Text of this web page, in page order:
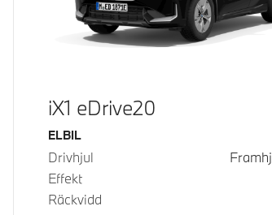
iX1 eDrive20
Bränsle
ELBIL
Drivhjul
Effekt
Räckvidd